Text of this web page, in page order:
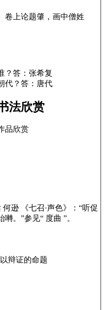
卷上论题肇，画中僧姓
？答：张希复
代？答：唐代
法欣赏
逊 《七召·声色》：“听促
。”参见“ 度曲 ”。
辩证的命题